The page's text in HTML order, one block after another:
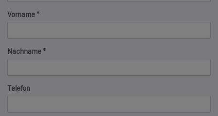
Vorname
Nachname
Telefon